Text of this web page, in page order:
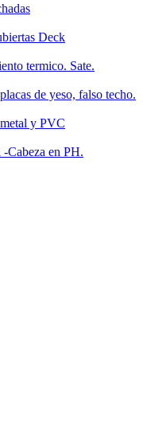
Deck
termico. Sate.
de yeso, falso techo.
y PVC
Cabeza en PH.